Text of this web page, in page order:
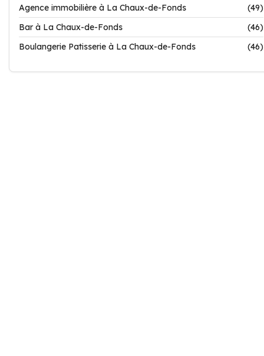
Agence immobilière à La Chaux-de-Fonds
(49)
Bar à La Chaux-de-Fonds
(46)
Boulangerie Patisserie à La Chaux-de-Fonds
(46)